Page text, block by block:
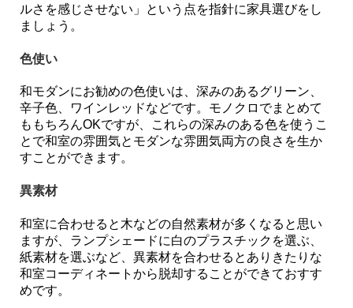
ルさを感じさせない」という点を指針に家具選びをし
ましょう。
色使い
和モダンにお勧めの色使いは、深みのあるグリーン、
辛子色、ワインレッドなどです。モノクロでまとめて
ももちろんOKですが、これらの深みのある色を使うこ
とで和室の雰囲気とモダンな雰囲気両方の良さを生か
すことができます。
異素材
和室に合わせると木などの自然素材が多くなると思い
ますが、ランプシェードに白のプラスチックを選ぶ、
紙素材を選ぶなど、異素材を合わせるとありきたりな
和室コーディネートから脱却することができておすす
めです。